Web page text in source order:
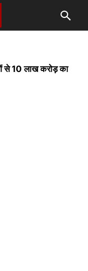
10 लाख करोड़ का